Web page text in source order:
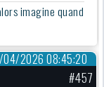
imagine quand
04/2026 08:45:20
#457